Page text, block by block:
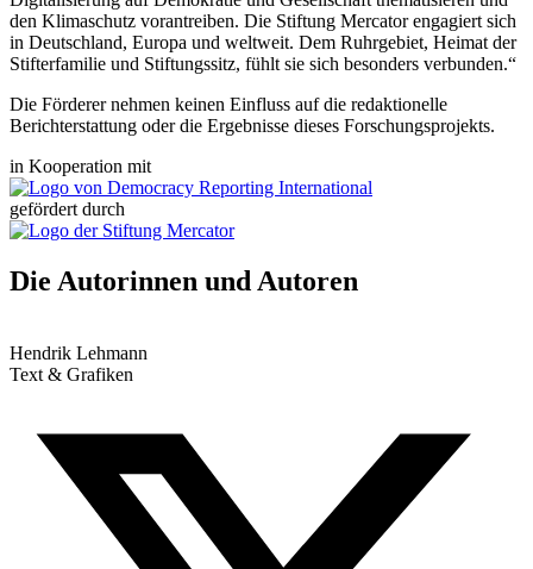
den Klimaschutz vorantreiben. Die Stiftung Mercator engagiert sich
in Deutschland, Europa und weltweit. Dem Ruhrgebiet, Heimat der
Stifterfamilie und Stiftungssitz, fühlt sie sich besonders verbunden.“
Die Förderer nehmen keinen Einfluss auf die redaktionelle
Berichterstattung oder die Ergebnisse dieses Forschungsprojekts.
in Kooperation mit
gefördert durch
Die Autorinnen und Autoren
Hendrik Lehmann
Text & Grafiken